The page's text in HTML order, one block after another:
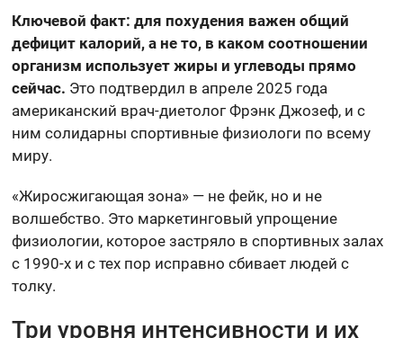
Ключевой факт: для похудения важен общий
дефицит калорий, а не то, в каком соотношении
организм использует жиры и углеводы прямо
сейчас. Это подтвердил в апреле 2025 года
американский врач-диетолог Фрэнк Джозеф, и с
ним солидарны спортивные физиологи по всему
миру.
«Жиросжигающая зона» — не фейк, но и не
волшебство. Это маркетинговый упрощение
физиологии, которое застряло в спортивных залах
с 1990-х и с тех пор исправно сбивает людей с
толку.
Три уровня интенсивности и их